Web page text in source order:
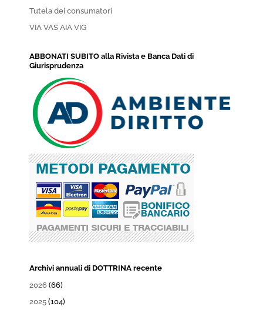
Tutela dei consumatori
VIA VAS AIA VIG
ABBONATI SUBITO alla Rivista e Banca Dati di
Giurisprudenza
Archivi annuali di DOTTRINA recente
2026 (66)
2025 (104)